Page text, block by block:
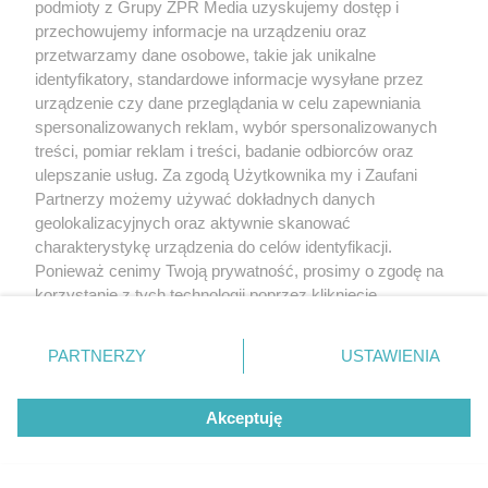
pompowań.
podmioty z Grupy ZPR Media uzyskujemy dostęp i
przechowujemy informacje na urządzeniu oraz
przetwarzamy dane osobowe, takie jak unikalne
identyfikatory, standardowe informacje wysyłane przez
urządzenie czy dane przeglądania w celu zapewniania
spersonalizowanych reklam, wybór spersonalizowanych
treści, pomiar reklam i treści, badanie odbiorców oraz
ulepszanie usług. Za zgodą Użytkownika my i Zaufani
Partnerzy możemy używać dokładnych danych
geolokalizacyjnych oraz aktywnie skanować
charakterystykę urządzenia do celów identyfikacji.
Ponieważ cenimy Twoją prywatność, prosimy o zgodę na
korzystanie z tych technologii poprzez kliknięcie
zmienić/wycofać klikając przycisk ustawień prywatności
znajdujący się w lewym dolnym rogu strony
rodzaje przetwarzania danych nie wymagają zgody
użytkownika, ale masz prawo sprzeciwić się takiemu
przetwarzaniu. Preferencje będą miały zastosowanie tylko
PARTNERZY USTAWIENIA
Akceptuję